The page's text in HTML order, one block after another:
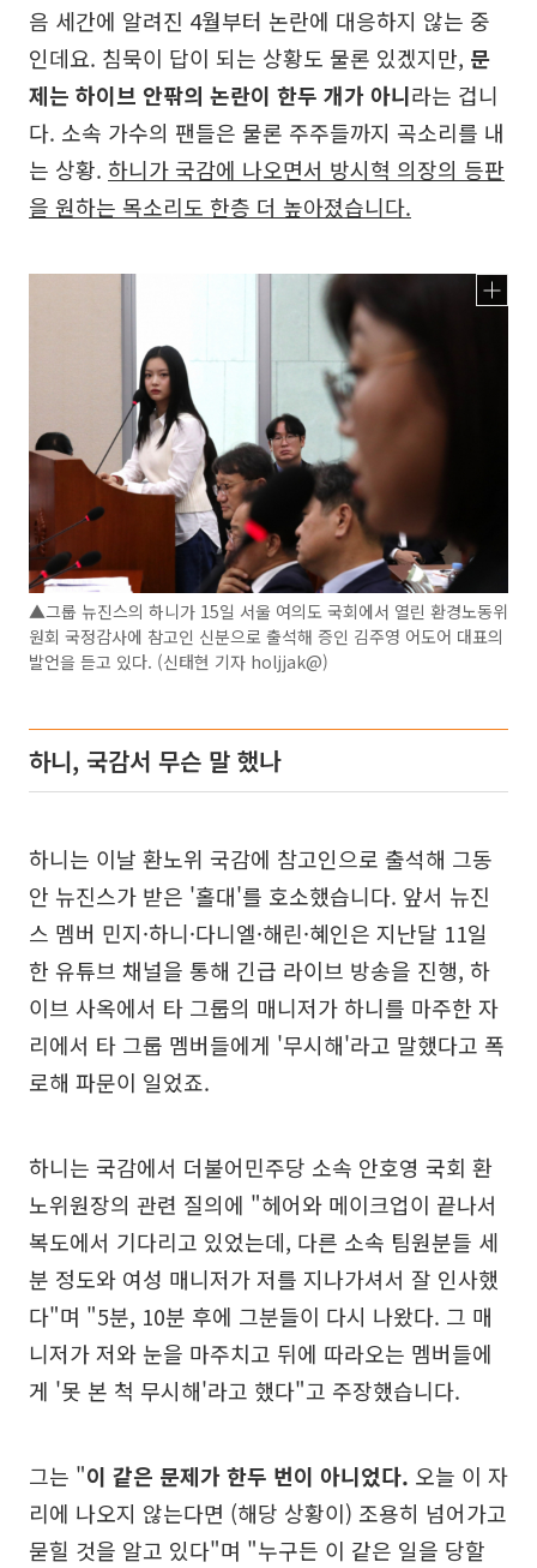
음 세간에 알려진 4월부터 논란에 대응하지 않는 중
인데요. 침묵이 답이 되는 상황도 물론 있겠지만, 문
제는 하이브 안팎의 논란이 한두 개가 아니라는 겁니
다. 소속 가수의 팬들은 물론 주주들까지 곡소리를 내
는 상황. 하니가 국감에 나오면서 방시혁 의장의 등판
을 원하는 목소리도 한층 더 높아졌습니다.
▲그룹 뉴진스의 하니가 15일 서울 여의도 국회에서 열린 환경노동위
원회 국정감사에 참고인 신분으로 출석해 증인 김주영 어도어 대표의
발언을 듣고 있다. (신태현 기자 holjjak@)
하니, 국감서 무슨 말 했나
하니는 이날 환노위 국감에 참고인으로 출석해 그동
안 뉴진스가 받은 '홀대'를 호소했습니다. 앞서 뉴진
스 멤버 민지·하니·다니엘·해린·혜인은 지난달 11일
한 유튜브 채널을 통해 긴급 라이브 방송을 진행, 하
이브 사옥에서 타 그룹의 매니저가 하니를 마주한 자
리에서 타 그룹 멤버들에게 '무시해'라고 말했다고 폭
로해 파문이 일었죠.
하니는 국감에서 더불어민주당 소속 안호영 국회 환
노위원장의 관련 질의에 "헤어와 메이크업이 끝나서
복도에서 기다리고 있었는데, 다른 소속 팀원분들 세
분 정도와 여성 매니저가 저를 지나가셔서 잘 인사했
다"며 "5분, 10분 후에 그분들이 다시 나왔다. 그 매
니저가 저와 눈을 마주치고 뒤에 따라오는 멤버들에
게 '못 본 척 무시해'라고 했다"고 주장했습니다.
그는 "이 같은 문제가 한두 번이 아니었다. 오늘 이 자
리에 나오지 않는다면 (해당 상황이) 조용히 넘어가고
묻힐 것을 알고 있다"며 "누구든 이 같은 일을 당할